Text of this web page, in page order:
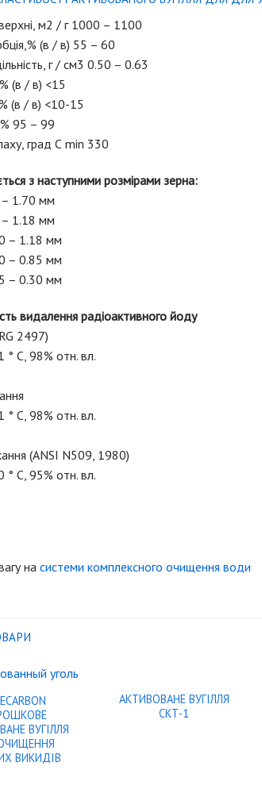
м2 / г 1000 – 1100
(в / в) 55 – 60
г / см3 0.50 – 0.63
(в / в) <15
(в / в) <10-15
95 – 99
град С min 330
з наступними розмірами зерна:
1.70 мм
1.18 мм
– 1.18 мм
– 0.85 мм
– 0.30 мм
видалення радіоактивного йоду
2497)
° C, 98% отн. вл.
° C, 98% отн. вл.
(ANSI N509, 1980)
° C, 95% отн. вл.
на системи комплексного очищення води
ВУГІЛЛЯ
ВИКИДІВ
АКТИВОВАНЕ ВУГІЛЛЯ
СКТ-1